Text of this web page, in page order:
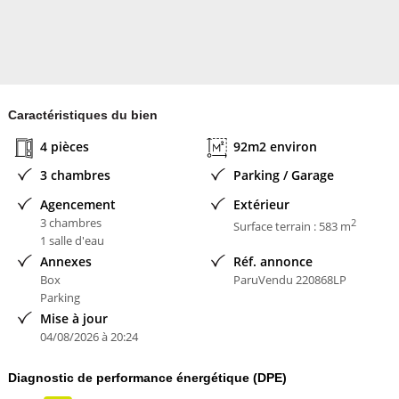
Caractéristiques du bien
4 pièces
92m2 environ
3 chambres
Parking / Garage
Agencement
3 chambres
1 salle d'eau
Extérieur
Surface terrain : 583 m2
Annexes
Box
Parking
Réf. annonce
ParuVendu 220868LP
Mise à jour
04/08/2026 à 20:24
Diagnostic de performance énergétique (DPE)